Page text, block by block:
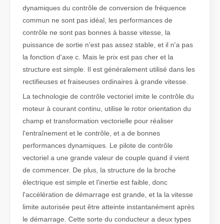
Qu'est-ce que la découpe laser de tubes ?
La découpe laser de tubes est une technologie clé dans une
Comment choisir votre partenaire de travail : machine de découpe laser
La découpe laser du métal est une méthode de précision
dynamiques du contrôle de conversion de fréquence
commun ne sont pas idéal, les performances de
contrôle ne sont pas bonnes à basse vitesse, la
puissance de sortie n'est pas assez stable, et il n'a pas
la fonction d'axe c. Mais le prix est pas cher et la
structure est simple. Il est généralement utilisé dans les
rectifieuses et fraiseuses ordinaires à grande vitesse.
La technologie de contrôle vectoriel imite le contrôle du
moteur à courant continu, utilise le rotor orientation du
champ et transformation vectorielle pour réaliser
l'entraînement et le contrôle, et a de bonnes
performances dynamiques. Le pilote de contrôle
vectoriel a une grande valeur de couple quand il vient
de commencer. De plus, la structure de la broche
électrique est simple et l'inertie est faible, donc
l'accélération de démarrage est grande, et la la vitesse
limite autorisée peut être atteinte instantanément après
le démarrage. Cette sorte du conducteur a deux types